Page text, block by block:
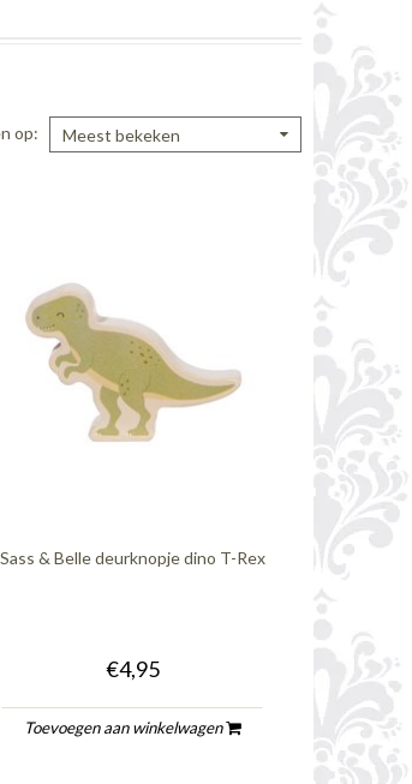
op Meest bekeken
Sass & Belle deurknopje dino T-Rex
€4,95
Toevoegen aan winkelwagen